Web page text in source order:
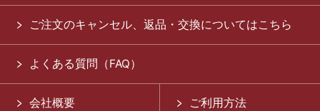
ご注文のキャンセル、返品・交換についてはこちら
よくある質問（FAQ）
会社概要 ご利用方法